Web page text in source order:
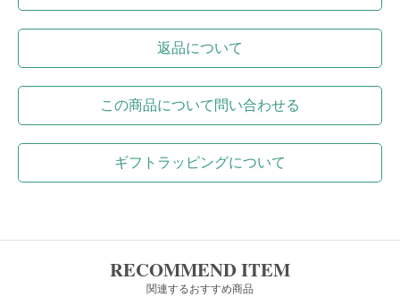
返品について
この商品について問い合わせる
ギフトラッピングについて
RECOMMEND ITEM
関連するおすすめ商品